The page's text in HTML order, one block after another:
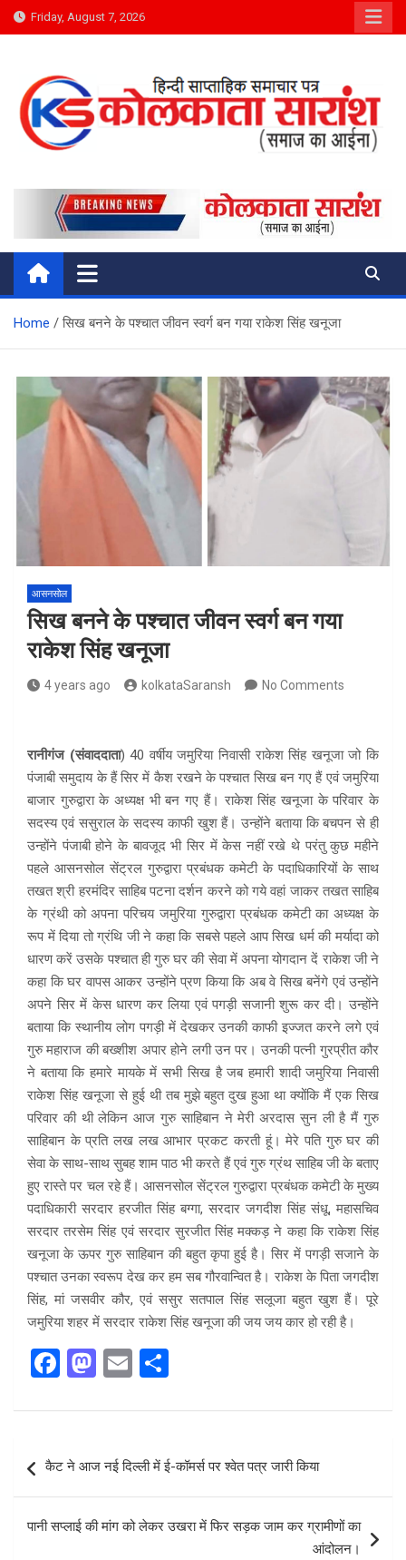
Skip
to
Friday, August 7, 2026
Kolkata Saransh News
समाज का आईना
Home सिख बनने के पश्चात जीवन स्वर्ग बन गया राकेश सिंह खनूजा
आसनसोल
सिख बनने के पश्चात जीवन स्वर्ग बन गया
राकेश सिंह खनूजा
4 years ago kolkataSaransh No Comments
रानीगंज (संवाददाता) 40 वर्षीय जमुरिया निवासी राकेश सिंह खनूजा जो कि
पंजाबी समुदाय के हैं सिर में कैश रखने के पश्चात सिख बन गए हैं एवं जमुरिया
बाजार गुरुद्वारा के अध्यक्ष भी बन गए हैं। राकेश सिंह खनूजा के परिवार के
सदस्य एवं ससुराल के सदस्य काफी खुश हैं। उन्होंने बताया कि बचपन से ही
उन्होंने पंजाबी होने के बावजूद भी सिर में केस नहीं रखे थे परंतु कुछ महीने
पहले आसनसोल सेंट्रल गुरुद्वारा प्रबंधक कमेटी के पदाधिकारियों के साथ
तखत श्री हरमंदिर साहिब पटना दर्शन करने को गये वहां जाकर तखत साहिब
के ग्रंथी को अपना परिचय जमुरिया गुरुद्वारा प्रबंधक कमेटी का अध्यक्ष के
रूप में दिया तो ग्रंथि जी ने कहा कि सबसे पहले आप सिख धर्म की मर्यादा को
धारण करें उसके पश्चात ही गुरु घर की सेवा में अपना योगदान दें राकेश जी ने
कहा कि घर वापस आकर उन्होंने प्रण किया कि अब वे सिख बनेंगे एवं उन्होंने
अपने सिर में केस धारण कर लिया एवं पगड़ी सजानी शुरू कर दी। उन्होंने
बताया कि स्थानीय लोग पगड़ी में देखकर उनकी काफी इज्जत करने लगे एवं
गुरु महाराज की बख्शीश अपार होने लगी उन पर। उनकी पत्नी गुरप्रीत कौर
ने बताया कि हमारे मायके में सभी सिख है जब हमारी शादी जमुरिया निवासी
राकेश सिंह खनूजा से हुई थी तब मुझे बहुत दुख हुआ था क्योंकि मैं एक सिख
परिवार की थी लेकिन आज गुरु साहिबान ने मेरी अरदास सुन ली है मैं गुरु
साहिबान के प्रति लख लख आभार प्रकट करती हूं। मेरे पति गुरु घर की
सेवा के साथ-साथ सुबह शाम पाठ भी करते हैं एवं गुरु ग्रंथ साहिब जी के बताए
हुए रास्ते पर चल रहे हैं। आसनसोल सेंट्रल गुरुद्वारा प्रबंधक कमेटी के मुख्य
पदाधिकारी सरदार हरजीत सिंह बग्गा, सरदार जगदीश सिंह संधू, महासचिव
सरदार तरसेम सिंह एवं सरदार सुरजीत सिंह मक्कड़ ने कहा कि राकेश सिंह
खनूजा के ऊपर गुरु साहिबान की बहुत कृपा हुई है। सिर में पगड़ी सजाने के
पश्चात उनका स्वरूप देख कर हम सब गौरवान्वित है। राकेश के पिता जगदीश
सिंह, मां जसवीर कौर, एवं ससुर सतपाल सिंह सलूजा बहुत खुश हैं। पूरे
जमुरिया शहर में सरदार राकेश सिंह खनूजा की जय जय कार हो रही है।
F
ce
b
o
o
k
M
st
d
o
n
E
ail ar
e
navigation
कैट ने आज नई दिल्ली में ई-कॉमर्स पर श्वेत पत्र जारी किया
पानी सप्लाई की मांग को लेकर उखरा में फिर सड़क जाम कर ग्रामीणों का
आंदोलन।